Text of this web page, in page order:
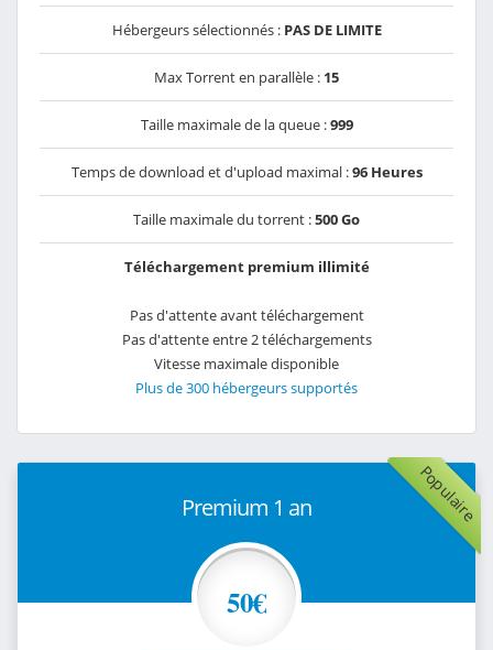
Hébergeurs sélectionnés : PAS DE LIMITE
Max Torrent en parallèle : 15
Taille maximale de la queue :999
Temps de download et d'upload maximal :96 Heures
Taille maximale du torrent :500 Go
Téléchargement premium illimité
Pas d'attente avant téléchargement
Pas d'attente entre 2 téléchargements
Vitesse maximale disponible
Plus de 300 hébergeurs supportés
Populaire
Premium 1 an
50€